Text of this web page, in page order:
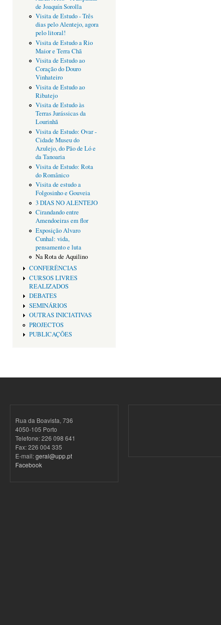
de Joaquín Sorolla
Visita de Estudo - Três
dias pelo Alentejo, agora
pelo litoral!
Visita de Estudo a Rio
Maior e Terra Chã
Visita de Estudo ao
Coração do Douro
Vinhateiro
Visita de Estudo ao
Ribatejo
Visita de Estudo às
Terras Jurássicas da
Lourinhã
Visita de Estudo: Ovar -
Cidade Museu do
Azulejo, do Pão de Ló e
da Tanoaria
Visita de Estudo: Rota
do Românico
Visita de estudo a
Folgosinho e Gouveia
3 DIAS NO ALENTEJO
Cirandando entre
Amendoeiras em flor
Exposição Alvaro
Cunhal: vida,
pensamento e luta
Na Rota de Aquilino
CONFERÊNCIAS
CURSOS LIVRES
REALIZADOS
DEBATES
SEMINÁRIOS
OUTRAS INICIATIVAS
PROJECTOS
PUBLICAÇÕES
Rua da Boavista, 736
4050-105 Porto
Telefone: 226 098 641
Fax: 226 004 335
E-mail:geral@upp.pt
Facebook